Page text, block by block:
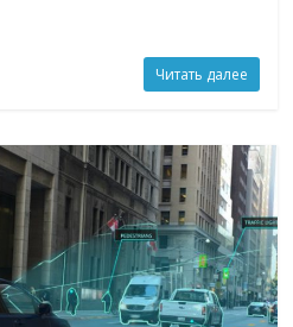
Читать далее